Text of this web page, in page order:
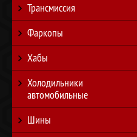
Трансмиссия
Фаркопы
Хабы
Холодильники
автомобильные
Шины